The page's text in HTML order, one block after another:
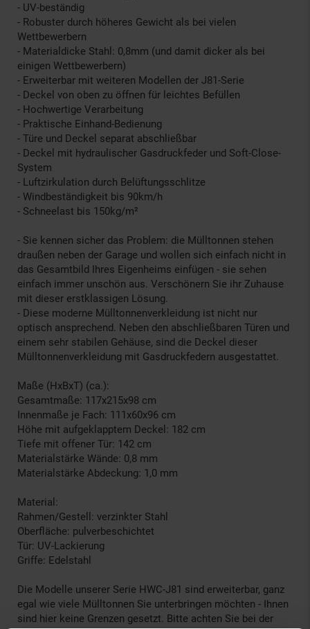
- UV-beständig
- Robuster durch höheres Gewicht als bei vielen
Wettbewerbern
- Materialdicke Stahl: 0,8mm (und damit dicker als bei
einigen Wettbewerbern)
- Erweiterbar mit weiteren Modellen der J81-Serie
- Deckel von oben zu öffnen für leichtes Befüllen
- Hochwertige Verarbeitung
- Praktische Einhand-Bedienung
- Türe und Deckel separat abschließbar
- Deckel mit hydraulischer Gasdruckfeder und Soft-Close-
System
- Luftzirkulation durch Belüftungsschlitze
- Windbeständigkeit bis 90km/h
- Schneelast bis 150kg/m²
- Sie kennen sicher das Problem: die Mülltonnen stehen
draußen neben der Garage und wollen sich einfach nicht in
das Gesamtbild Ihres Eigenheims einfügen - sie sehen
einfach immer unschön aus. Verschönern Sie ihr Zuhause
mit dieser erstklassigen Lösung.
- Diese moderne Mülltonnenverkleidung ist nicht nur
optisch ansprechend. Neben den abschließbaren Türen und
einem sehr stabilen Gehäuse, sind die Deckel dieser
Mülltonnenverkleidung mit Gasdruckfedern ausgestattet.
Maße (HxBxT) (ca.):
Gesamtmaße: 117x215x98 cm
Innenmaße je Fach: 111x60x96 cm
Höhe mit aufgeklapptem Deckel: 182 cm
Tiefe mit offener Tür: 142 cm
Materialstärke Wände: 0,8 mm
Materialstärke Abdeckung: 1,0 mm
Material:
Rahmen/Gestell: verzinkter Stahl
Oberfläche: pulverbeschichtet
Tür: UV-Lackierung
Griffe: Edelstahl
Die Modelle unserer Serie HWC-J81 sind erweiterbar, ganz
egal wie viele Mülltonnen Sie unterbringen möchten - Ihnen
sind hier keine Grenzen gesetzt. Bitte achten Sie bei der